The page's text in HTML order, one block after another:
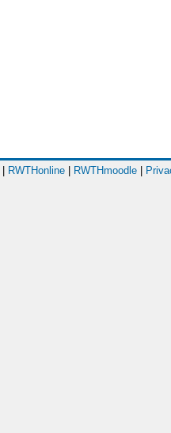
RWTHonline RWTHmoodle